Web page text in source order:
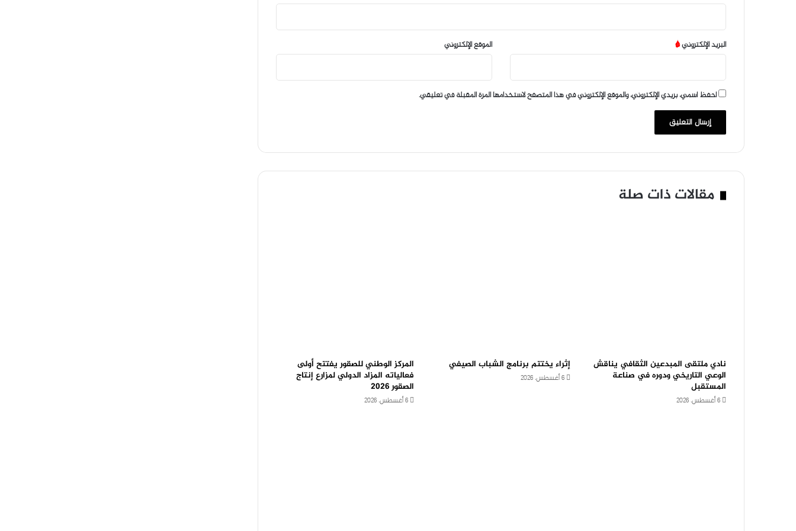
البريد الإلكتروني* الموقع الإلكتروني
احفظ اسمي، بريدي الإلكتروني، والموقع الإلكتروني في هذا المتصفح لاستخدامها المرة المقبلة في تعليقي.
مقالات ذات صلة
نادي ملتقى المبدعين الثقافي يناقش
الوعي التاريخي ودوره في صناعة
المستقبل
6 أغسطس، 2026
إثراء يختتم برنامج الشباب الصيفي
6 أغسطس، 2026
المركز الوطني للصقور يفتتح أولى
فعالياته المزاد الدولي لمزارع إنتاج
الصقور 2026
6 أغسطس، 2026